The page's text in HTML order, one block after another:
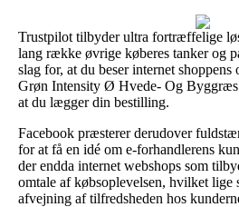
Trustpilot tilbyder ultra fortræffelige
lang række øvrige køberes tanker og
slag for, at du beser internet
Grøn Intensity Ø Hvede- Og
at du lægger din bestilling.
Facebook præsterer derudover
for at få en idé om e-forhandlerens
der endda internet webshops som
omtale af købsoplevelsen, hvilket lige
afvejning af tilfredsheden hos